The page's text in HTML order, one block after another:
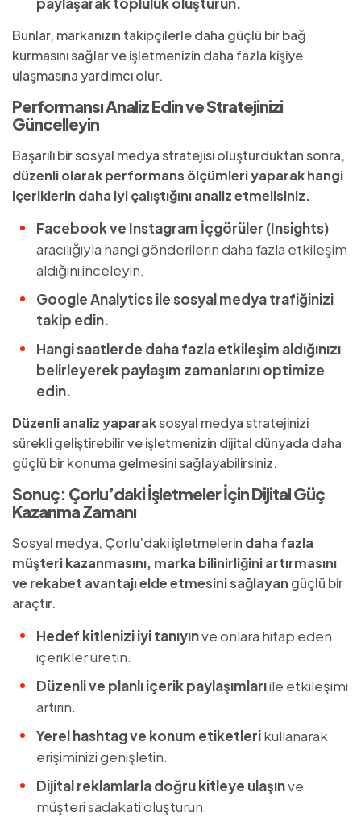
Bunlar, markanızın takipçilerle daha güçlü bir bağ
kurmasını sağlar ve işletmenizin daha fazla kişiye
ulaşmasına yardımcı olur.
Performansı Analiz Edin ve Stratejinizi
Güncelleyin
Başarılı bir sosyal medya stratejisi oluşturduktan sonra,
düzenli olarak performans ölçümleri yaparak hangi
içeriklerin daha iyi çalıştığını analiz etmelisiniz.
Facebook ve Instagram İçgörüler (Insights)
aracılığıyla hangi gönderilerin daha fazla etkileşim
aldığını inceleyin.
Google Analytics ile sosyal medya trafiğinizi
takip edin.
Hangi saatlerde daha fazla etkileşim aldığınızı
belirleyerek paylaşım zamanlarını optimize
edin.
Düzenli analiz yaparaksosyal medya stratejinizi
sürekli geliştirebilir ve işletmenizin dijital dünyada daha
güçlü bir konuma gelmesini sağlayabilirsiniz.
Sonuç: Çorlu’daki İşletmeler İçin Dijital Güç
Kazanma Zamanı
Sosyal medya, Çorlu’daki işletmelerin daha fazla
müşteri kazanmasını, marka bilinirliğini artırmasını
ve rekabet avantajı elde etmesini sağlayan güçlü bir
araçtır.
Hedef kitlenizi iyi tanıyınve onlara hitap eden
içerikler üretin.
Düzenli ve planlı içerik paylaşımlarıile etkileşimi
artırın.
Yerel hashtag ve konum etiketlerikullanarak
erişiminizi genişletin.
Dijital reklamlarla doğru kitleye ulaşınve
müşteri sadakati oluşturun.